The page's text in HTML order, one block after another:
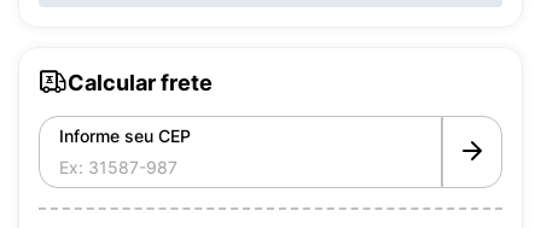
Calcular frete
Informe seu CEP